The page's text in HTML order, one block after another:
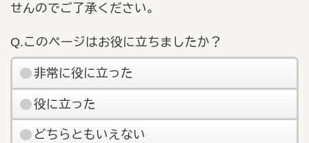
せんのでご了承ください。
Q.このページはお役に立ちましたか？
非常に役に立った
役に立った
どちらともいえない